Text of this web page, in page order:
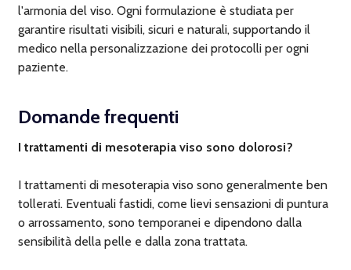
l'armonia del viso. Ogni formulazione è studiata per
garantire risultati visibili, sicuri e naturali, supportando il
medico nella personalizzazione dei protocolli per ogni
paziente.
Domande frequenti
I trattamenti di mesoterapia viso sono dolorosi?
I trattamenti di mesoterapia viso sono generalmente ben
tollerati. Eventuali fastidi, come lievi sensazioni di puntura
o arrossamento, sono temporanei e dipendono dalla
sensibilità della pelle e dalla zona trattata.